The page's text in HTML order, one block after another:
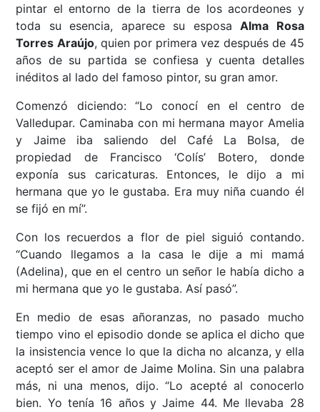
pintar el entorno de la tierra de los acordeones y
toda su esencia, aparece su esposaAlma Rosa
Torres Araújo, quien por primera vez después de 45
años de su partida se confiesa y cuenta detalles
inéditos al lado del famoso pintor, su gran amor.
Comenzó diciendo: “Lo conocí en el centro de
Valledupar. Caminaba con mi hermana mayor Amelia
y Jaime iba saliendo del Café La Bolsa, de
propiedad de Francisco ‘Colís’ Botero, donde
exponía sus caricaturas. Entonces, le dijo a mi
hermana que yo le gustaba. Era muy niña cuando él
se fijó en mí”.
Con los recuerdos a flor de piel siguió contando.
“Cuando llegamos a la casa le dije a mi mamá
(Adelina), que en el centro un señor le había dicho a
mi hermana que yo le gustaba. Así pasó”.
En medio de esas añoranzas, no pasado mucho
tiempo vino el episodio donde se aplica el dicho que
la insistencia vence lo que la dicha no alcanza, y ella
aceptó ser el amor de Jaime Molina. Sin una palabra
más, ni una menos, dijo. “Lo acepté al conocerlo
bien. Yo tenía 16 años y Jaime 44. Me llevaba 28